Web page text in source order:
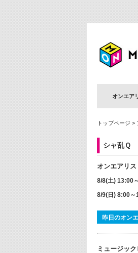
オンエア
トップページ >
シャ乱Ｑ
オンエアリス
8/8(土) 13:00
8/9(日) 8:00～
昨日のオン
ミュージッ